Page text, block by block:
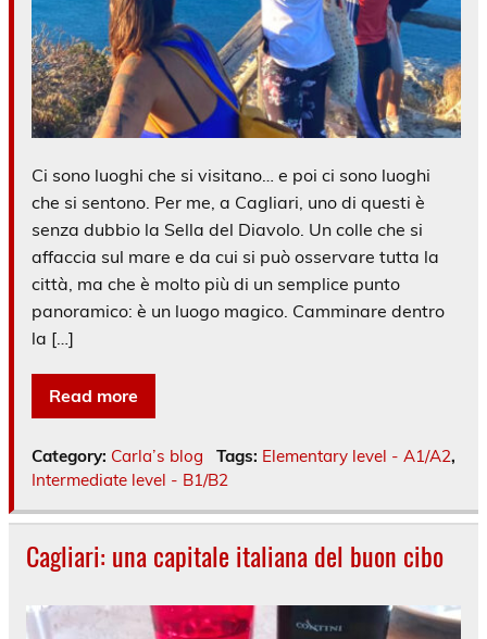
Ci sono luoghi che si visitano… e poi ci sono luoghi
che si sentono. Per me, a Cagliari, uno di questi è
senza dubbio la Sella del Diavolo. Un colle che si
affaccia sul mare e da cui si può osservare tutta la
città, ma che è molto più di un semplice punto
panoramico: è un luogo magico. Camminare dentro
la […]
Read more
Category: Carla’s blog Tags: Elementary level - A1/A2,
Intermediate level - B1/B2
Cagliari: una capitale italiana del buon cibo